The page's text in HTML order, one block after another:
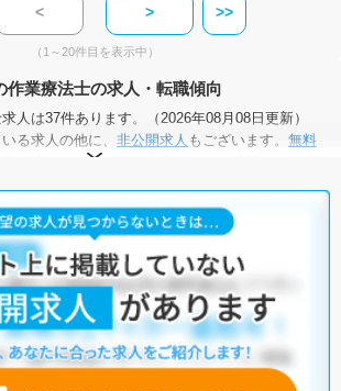
< > >>
（1～20件目を表示中）
作業療法士の求人・転職傾向
人は37件あります。（2026年08月08日更新）
る求人の他に、 非公開求人 もございます。 無料
申し込みいただくと、全求人からご希望条件に合
人では以下のような条件が人気です。
中・ 新卒OK ・ 正社員(正職員)
施設・訪問リハビリ(在宅医療)・
がございますので、「こだわり条件」から検索
お問い合わせください。